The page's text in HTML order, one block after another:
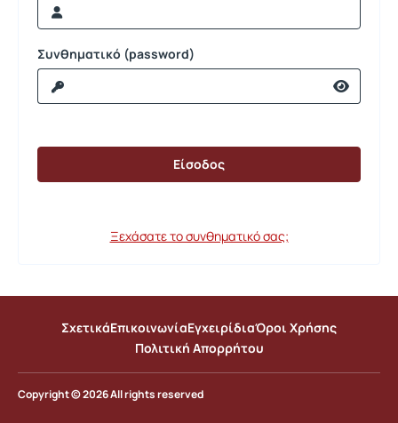
Συνθηματικό (password)
Ξεχάσατε το συνθηματικό σας;
ΣχετικάΕπικοινωνίαΕγχειρίδιαΌροι Χρήσης
Πολιτική Απορρήτου
Copyright © 2026 All rights reserved